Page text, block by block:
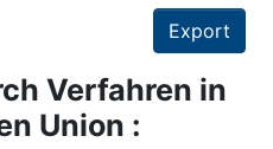
Export
Verfahren in
Union :